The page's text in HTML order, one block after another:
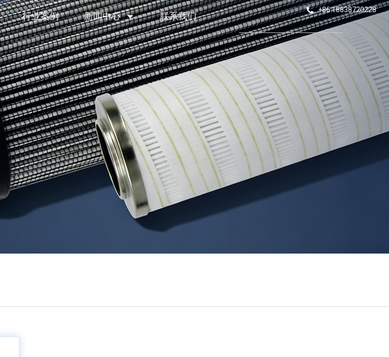
行业案例 新闻中心 联系我们
+86 18838720228